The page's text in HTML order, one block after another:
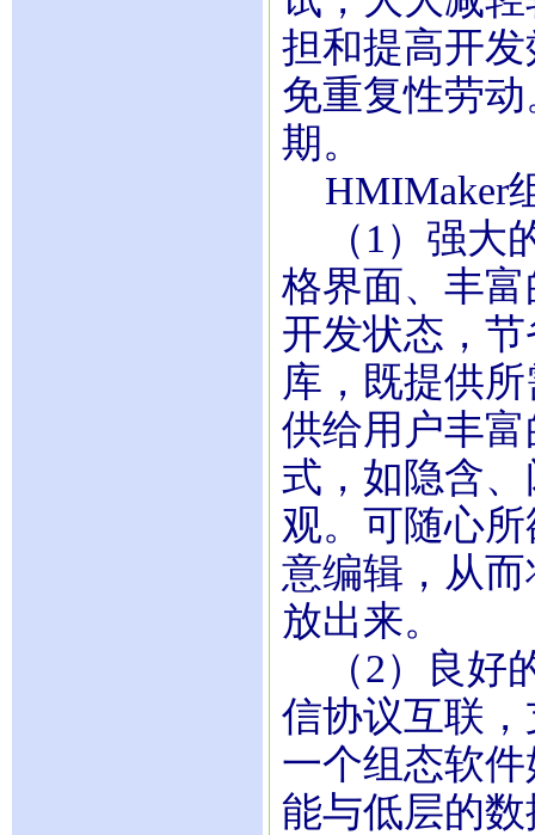
担和提高开
免重复性劳
期。
HMIMaker
（1）强大
格界面、丰
开发状态，
库，既提供
供给用户丰
式，如隐含
观。可随心
意编辑，从
放出来。
（2）良好
信协议互联
一个组态软
能与低层的